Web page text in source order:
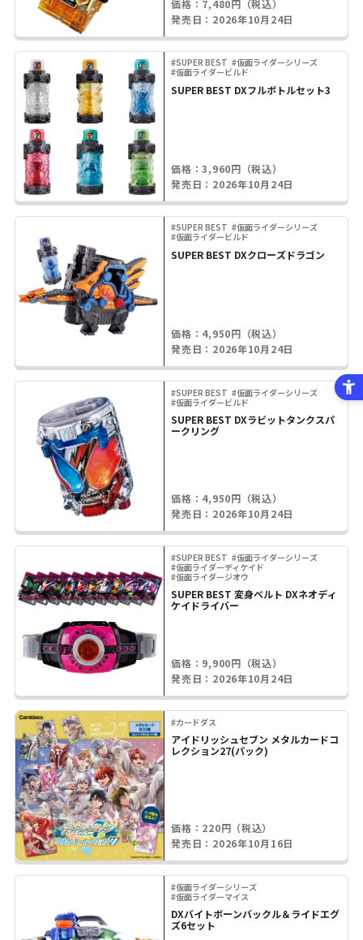
価格：7,480円（税込）
発売日：2026年10月24日
#SUPER BEST #仮面ライダーシリーズ
#仮面ライダービルド
SUPER BEST DXフルボトルセット3
価格：3,960円（税込）
発売日：2026年10月24日
#SUPER BEST #仮面ライダーシリーズ
#仮面ライダービルド
SUPER BEST DXクローズドラゴン
価格：4,950円（税込）
発売日：2026年10月24日
#SUPER BEST #仮面ライダーシリーズ
#仮面ライダービルド
SUPER BEST DXラビットタンクスパ
ークリング
価格：4,950円（税込）
発売日：2026年10月24日
#SUPER BEST #仮面ライダーシリーズ
#仮面ライダーディケイド
#仮面ライダージオウ
SUPER BEST 変身ベルト DXネオディ
ケイドライバー
価格：9,900円（税込）
発売日：2026年10月24日
#カードダス
アイドリッシュセブン メタルカードコ
レクション27(パック)
価格：220円（税込）
発売日：2026年10月16日
#仮面ライダーシリーズ
#仮面ライダーマイス
DXバイトボーンバックル＆ライドエグ
ズ6セット